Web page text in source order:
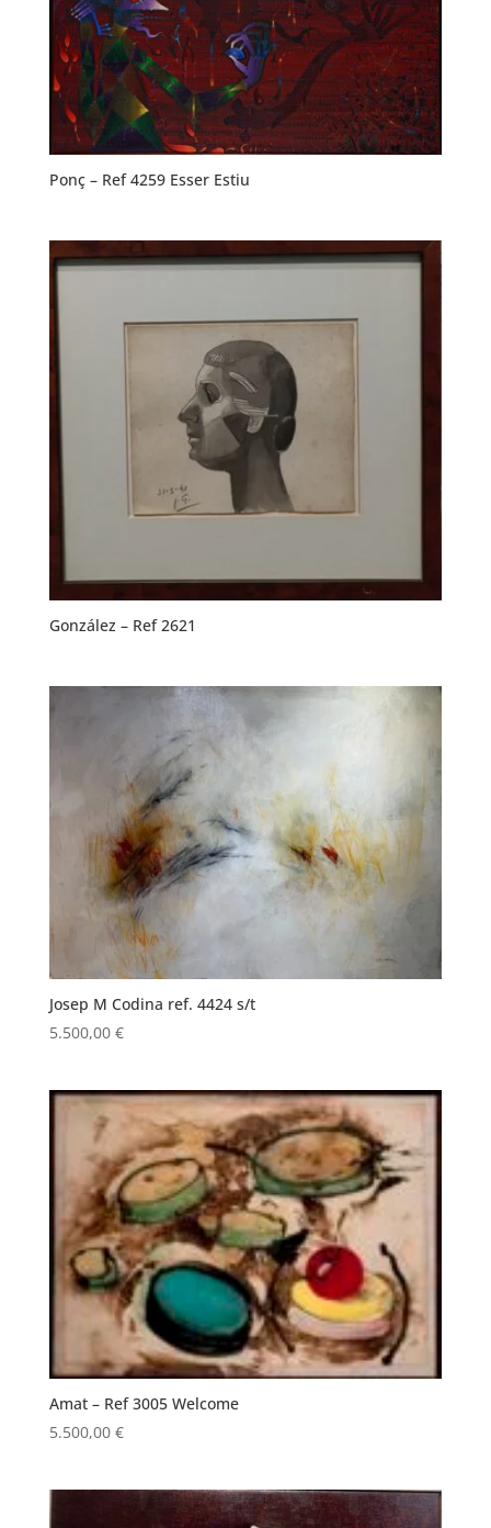
Ponç – Ref 4259 Esser Estiu
González – Ref 2621
Josep M Codina ref. 4424 s/t
5.500,00 €
Amat – Ref 3005 Welcome
5.500,00 €